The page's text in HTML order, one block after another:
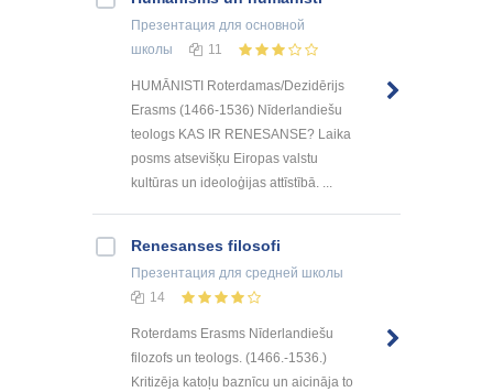
Презентация для основной
школы
11
HUMĀNISTI Roterdamas/Dezidērijs
Erasms (1466-1536) Nīderlandiešu
teologs KAS IR RENESANSE? Laika
posms atsevišķu Eiropas valstu
kultūras un ideoloģijas attīstībā. ...
Renesanses filosofi
Презентация для средней школы
14
Roterdams Erasms Nīderlandiešu
filozofs un teologs. (1466.-1536.)
Kritizēja katoļu baznīcu un aicināja to